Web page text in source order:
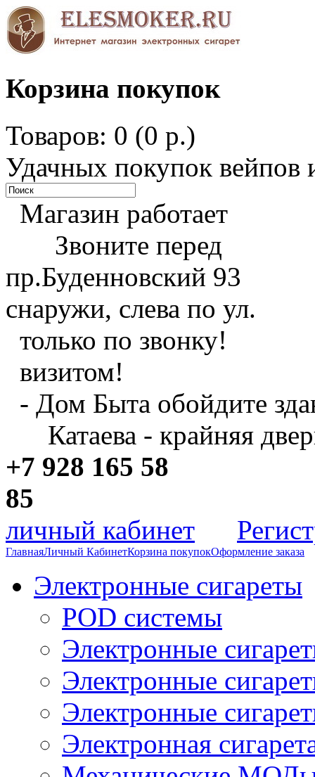
Корзина покупок
Товаров: 0 (0 р.)
Удачных покупок вейпов
Магазин работает
Звоните перед
пр.Буденновский 93
снаружи, слева по ул.
только по звонку!
визитом!
- Дом Быта обойдите
Катаева - крайняя
+7 928 165 58
личный кабинет
ГлавнаяЛичный КабинетКорзина покупокОформление заказа
Электронные сигареты
POD системы
Электронные
Электронные
Электронные
Электронная